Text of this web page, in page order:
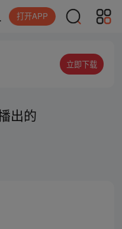
的 打开APP
立即下载
出的